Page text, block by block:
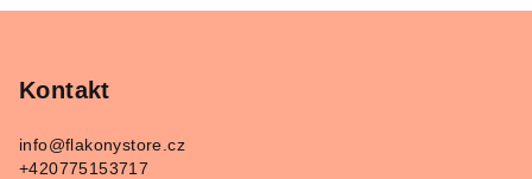
Kontakt
info@flakonystore.cz
+420775153717